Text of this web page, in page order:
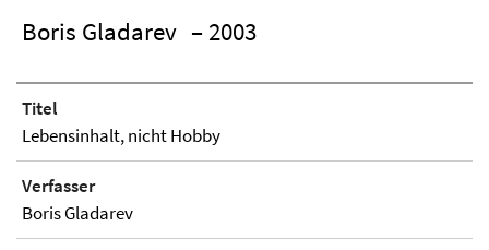
Boris Gladarev – 2003
Titel
Lebensinhalt, nicht Hobby
Verfasser
Boris Gladarev